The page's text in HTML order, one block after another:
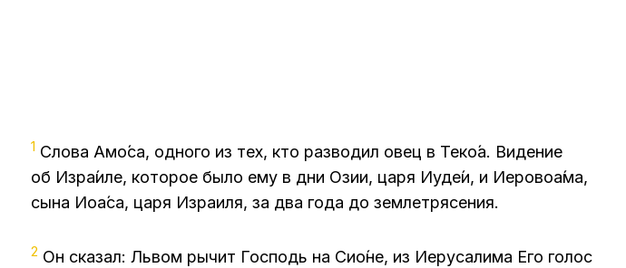
1 Сло­ва Амо́­са, од­но­го из тех, кто раз­во­дил овец в Те­ко́а. Ви­де­ние
об Из­ра́и­ле, ко­то­рое было ему в дни Озии, царя Иуде́и, и Иеро­во­а́­ма,
сына Иоа́­са, царя Из­ра­и­ля, за два года до зем­ле­тря­се­ния.
2 Он ска­зал: Львом ры­чит Гос­подь на Сио́не, из Иеру­са­ли­ма Его го­лос